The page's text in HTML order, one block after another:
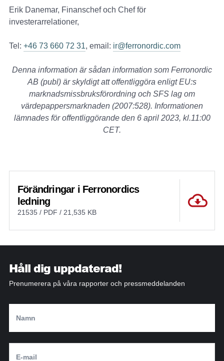
Erik Danemar, Finanschef och Chef för
investerarrelationer,
Tel: +46 73 660 72 31, email: ir@ferronordic.com
Denna information är sådan information som Ferronordic
AB (publ) är skyldigt att offentliggöra enligt EU:s
marknadsmissbruksförordning och SFS lag om
värdepappersmarknaden (2007:528). Informationen
lämnades för offentliggörande den 6 april 2023, kl.11:00
CET.
Förändringar i Ferronordics
ledning
21535 / PDF / 21,535 KB
Håll dig uppdaterad!
Prenumerera på våra rapporter och pressmeddelanden